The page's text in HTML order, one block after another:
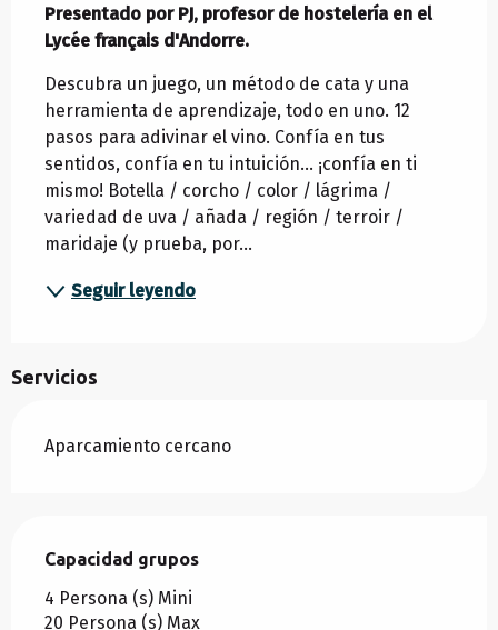
Presentado por PJ, profesor de hostelería en el
Lycée français d'Andorre.
Descubra un juego, un método de cata y una
herramienta de aprendizaje, todo en uno. 12
pasos para adivinar el vino. Confía en tus
sentidos, confía en tu intuición... ¡confía en ti
mismo! Botella / corcho / color / lágrima /
variedad de uva / añada / región / terroir /
maridaje (y prueba, por...
Seguir leyendo
Servicios
Aparcamiento cercano
Capacidad grupos
Capacidad grupos
4 Persona (s) Mini
20 Persona (s) Max